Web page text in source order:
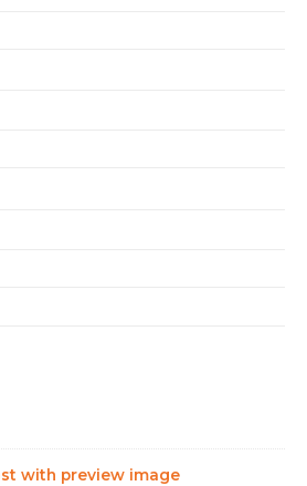
with preview image